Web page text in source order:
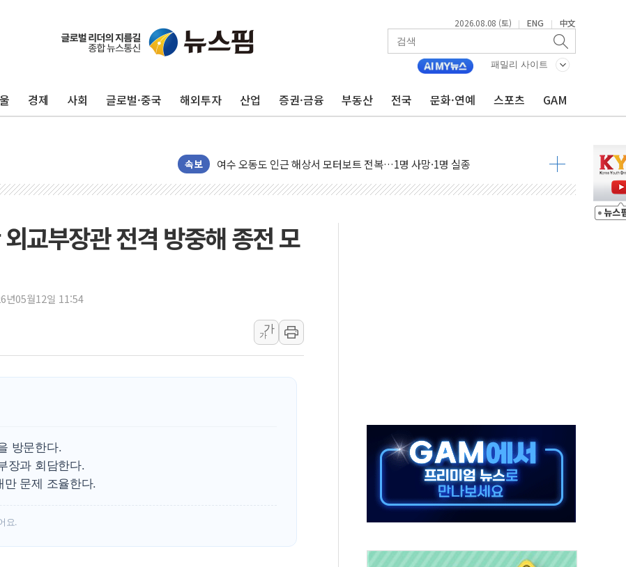
2026.08.08 (토) | ENG | 中文
패밀리 사이트
경제 사회 글로벌·중국 해외투자 산업 증권·금융 부동산 전국 문화·연예 스포츠 GAM
속보
美, 이란전 출구전략 만지작…공습 한계·탄약 부족 현실화
강릉·동해·삼척 시간당 최대 50㎜ 폭우…강원 동해안 강한 비 어어져
서울 중랑구 주택가서 흉기 난동…60대 남성 2명 숨져
李대통령 "결혼 때문에 손해 보는 일 없게"…'결혼 페널티' 22개 과제 손본다
추미애, '위안부' 피해자 기림의 날 참석..."국제적 시민 연대로 목소리 내야"
인천 선재도 갯벌서 해루질 중 실종 60대 나흘만에 숨진 채 발견
'화합' 꺼낸 김민석에 '뻔뻔' 받아친 정청래…제주 연설서 신경전 고조
李대통령, ISA 개편 재검토 지시…與 "적극 환영"·野 "졸속 국정"
인제 용대리 계곡서 수위 상승으로 피서객 7명 고립…전원 구조
동해시, 11~14일 '별똥별 멍' 운영…페르세우스 유성우 관측
李대통령, 'ISA·주가누르기 방지법' 전면 재검토 지시
교부장관 전격 방중해 종전 모
년05월12일 11:54
가
가
방문한다.
장과 회담한다.
만 문제 조율한다.
요.